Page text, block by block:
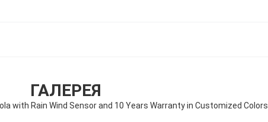
ГАЛЕРЕЯ
with Rain Wind Sensor and 10 Years Warranty in Customized Colors